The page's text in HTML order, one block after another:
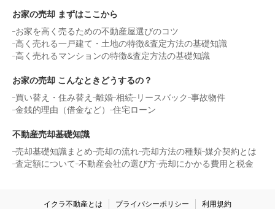
お家の売却 まずはここから
お家を高く売るための不動産屋選びのコツ
高く売れる一戸建て・土地の特徴&査定方法の基礎知識
高く売れるマンションの特徴&査定方法の基礎知識
お家の売却 こんなときどうするの？
買い替え・住み替え
離婚 相続 リースバック 事故物件
金銭的理由（借金など）
住宅ローン
不動産売却基礎知識
売却基礎知識まとめ 売却の流れ 売却方法の種類 媒介契約とは
査定額について 不動産会社の選び方 売却にかかる費用と税金
イクラ不動産とは プライバシーポリシー 利用規約